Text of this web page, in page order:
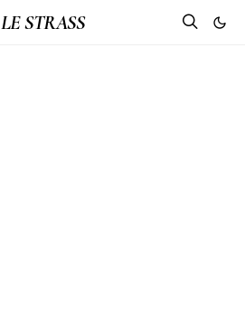
LE STRASS